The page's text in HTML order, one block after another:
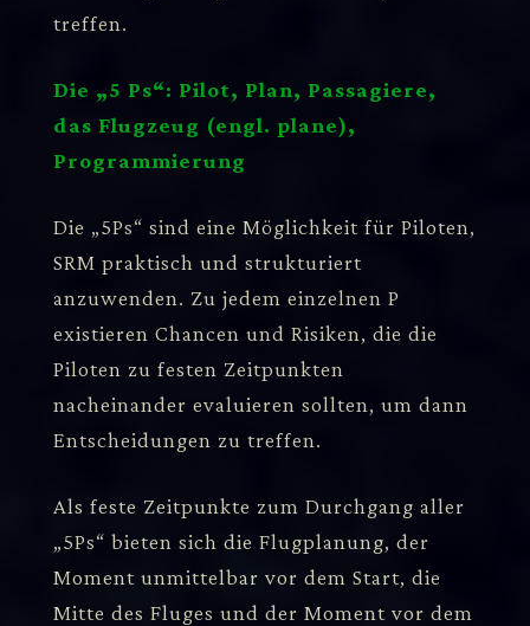
treffen.
Die „5 Ps“: Pilot, Plan, Passagiere,
das Flugzeug (engl. plane),
Programmierung
Die „5Ps“ sind eine Möglichkeit für Piloten,
SRM praktisch und strukturiert
anzuwenden. Zu jedem einzelnen P
existieren Chancen und Risiken, die die
Piloten zu festen Zeitpunkten
nacheinander evaluieren sollten, um dann
Entscheidungen zu treffen.
Als feste Zeitpunkte zum Durchgang aller
„5Ps“ bieten sich die Flugplanung, der
Moment unmittelbar vor dem Start, die
Mitte des Fluges und der Moment vor dem